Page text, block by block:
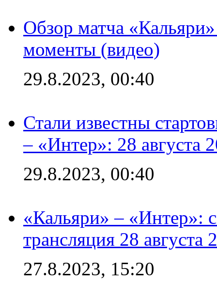
Обзор матча
моменты (видео)
29.8.2023, 00:40
Стали известны
– «Интер»: 28 августа
29.8.2023, 00:40
«Кальяри» – «Интер»:
трансляция 28 августа
27.8.2023, 15:20